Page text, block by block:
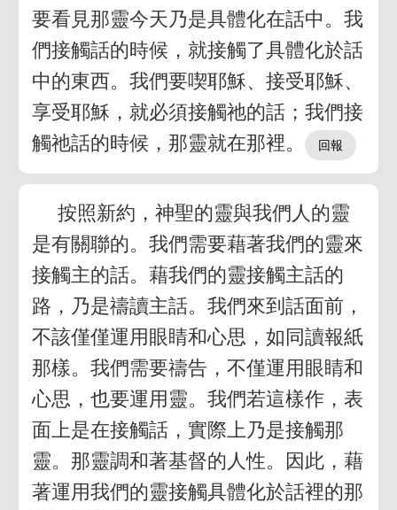
要看見那靈今天乃是具體化在話中。我
們接觸話的時候，就接觸了具體化於話
中的東西。我們要喫耶穌、接受耶穌、
享受耶穌，就必須接觸祂的話；我們接
觸祂話的時候，那靈就在那裡。
按照新約，神聖的靈與我們人的靈
是有關聯的。我們需要藉著我們的靈來
接觸主的話。藉我們的靈接觸主話的
路，乃是禱讀主話。我們來到話面前，
不該僅僅運用眼睛和心思，如同讀報紙
那樣。我們需要禱告，不僅運用眼睛和
心思，也要運用靈。我們若這樣作，表
面上是在接觸話，實際上乃是接觸那
靈。那靈調和著基督的人性。因此，藉
著運用我們的靈接觸具體化於話裡的那